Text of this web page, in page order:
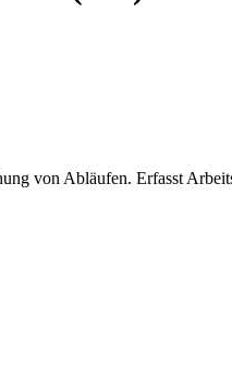
von Abläufen. Erfasst